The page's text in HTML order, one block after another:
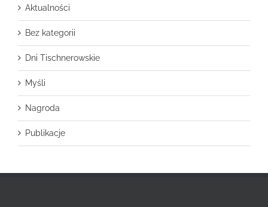
Aktualności
Bez kategorii
Dni Tischnerowskie
Myśli
Nagroda
Publikacje